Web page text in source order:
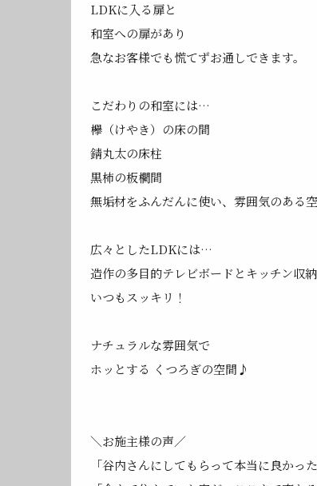
LDKに入る扉と
和室への扉があり
急なお客様でも慌てずお通しできます。
こだわりの和室には…
欅（けやき）の床の間
錆丸太の床柱
黒柿の板欄間
無垢材をふんだんに使い、雰囲気のある
広々としたLDKには…
造作の多目的テレビボードとキッチン収
いつもスッキリ！
ナチュラルな雰囲気で
ホッとする くつろぎの空間♪
＼お施主様の声／
「谷内さんにしてもらって本当に良かっ